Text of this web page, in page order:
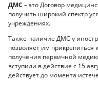
ДМС – это Договор
получить широкий спектр
учреждениях.
Также наличие ДМС у
позволяет им
получения первичной
вступили в действие с 15
действует до момента